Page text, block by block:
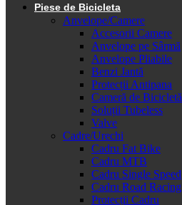
Piese de Bicicleta
Anvelope/Camere
Accesorii Camere
Anvelope pe Sârmă
Anvelope Pliabile
Benzi Jantă
Protecții Antipana
Cameră de Bicicletă
Soluții Tubeless
Valve
Cadre/Urechi
Cadru Fat Bike
Cadru MTB
Cadru Single Speed
Cadru Road Racing
Protecții Cadru